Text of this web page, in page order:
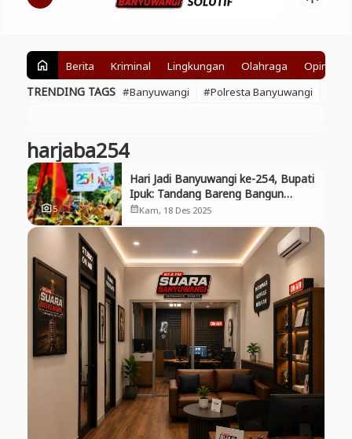
home Berita Kriminal Lingkungan Olahraga Opini
TRENDING TAGS #Banyuwangi #Polresta Banyuwangi
harjaba254
photo_camera5
Hari Jadi Banyuwangi ke-254, Bupati
Ipuk: Tandang Bareng Bangun
Solidaritas
calendar_monthKam, 18 Des 2025